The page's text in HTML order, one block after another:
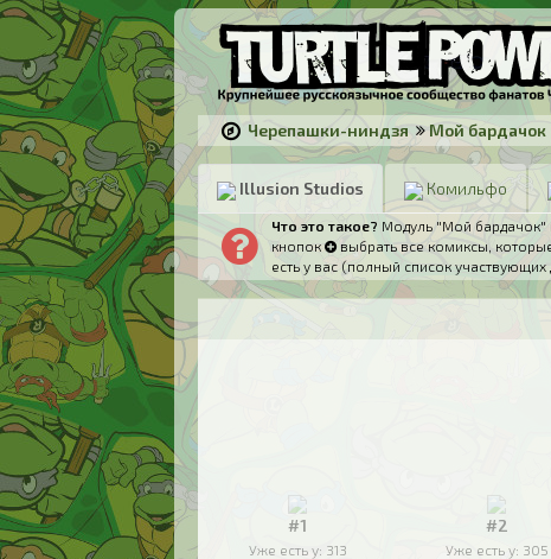
Черепашки-ниндзя Мой бардачок
Illusion Studios Комильфо
Что это такое? Модуль "Мой бардачок"
кнопок
выбрать все комиксы,
есть у вас (полный список участвующих
#1
Уже есть у: 313
#2
Уже есть у: 305